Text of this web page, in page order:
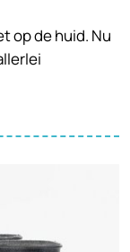
op de huid. Nu